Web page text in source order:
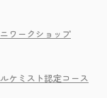
ワークショップ
ケミスト認定コース